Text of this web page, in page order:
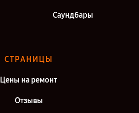
Саундбары
СТРАНИЦЫ
Цены на ремонт
Отзывы